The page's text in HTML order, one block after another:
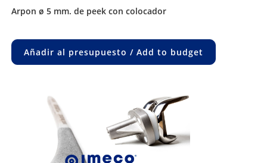
arpon ø 5 mm. de peek con colocador
Añadir al presupuesto / Add to budget